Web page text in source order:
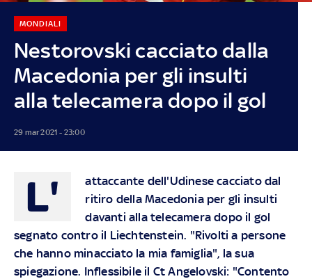
Nestorovski cacciato dalla
Macedonia per gli insulti
alla telecamera dopo il gol
MONDIALI
29 mar 2021 - 23:00
L'
attaccante dell'Udinese cacciato dal
ritiro della Macedonia per gli insulti
davanti alla telecamera dopo il gol
segnato contro il Liechtenstein. "Rivolti a persone
che hanno minacciato la mia famiglia", la sua
spiegazione. Inflessibile il Ct Angelovski: "Contento